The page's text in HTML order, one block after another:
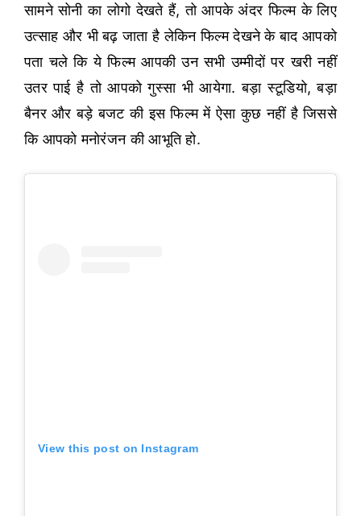
सामने सोनी का लोगो देखते हैं, तो आपके अंदर फिल्म के लिए
उत्साह और भी बढ़ जाता है लेकिन फिल्म देखने के बाद आपको
पता चले कि ये फिल्म आपकी उन सभी उम्मीदों पर खरी नहीं
उतर पाई है तो आपको गुस्सा भी आयेगा. बड़ा स्टूडियो, बड़ा
बैनर और बड़े बजट की इस फिल्म में ऐसा कुछ नहीं है जिससे
कि आपको मनोरंजन की आभूति हो.
View this post on Instagram